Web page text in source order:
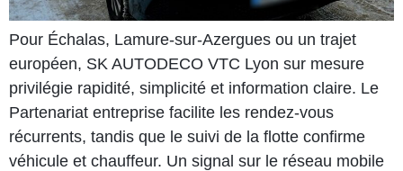
Pour Échalas, Lamure-sur-Azergues ou un trajet
européen, SK AUTODECO VTC Lyon sur mesure
privilégie rapidité, simplicité et information claire. Le
Partenariat entreprise facilite les rendez-vous
récurrents, tandis que le suivi de la flotte confirme
véhicule et chauffeur. Un signal sur le réseau mobile